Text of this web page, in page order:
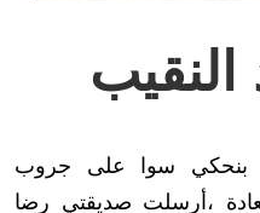
، كنا بنحكي سوا على جروب
،أرسلت صديقتي رضا